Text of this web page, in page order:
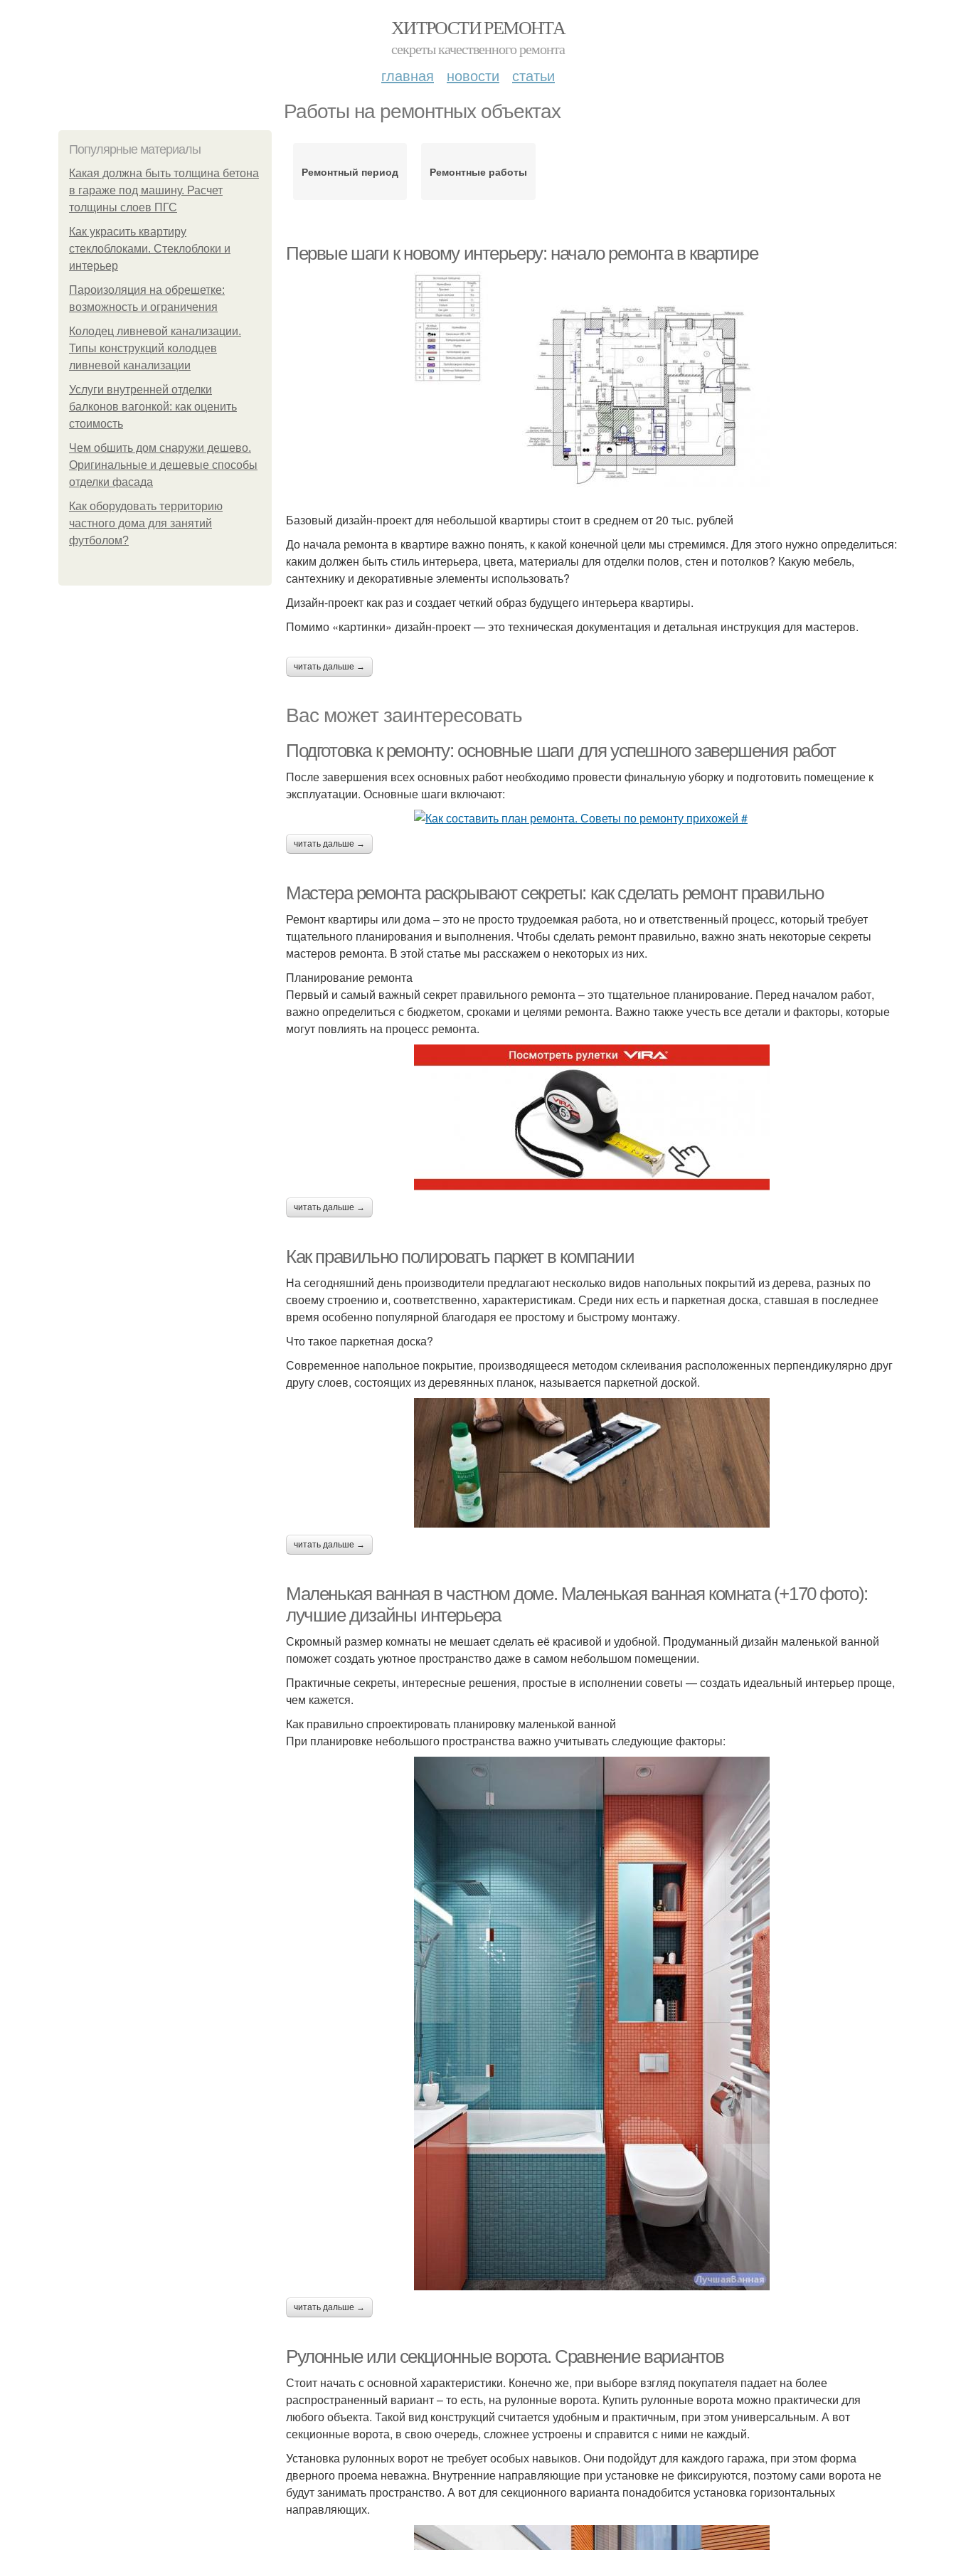
ХИТРОСТИ РЕМОНТА
секреты качественного ремонта
главная новости статьи
Работы на ремонтных объектах
Популярные материалы
Какая должна быть толщина бетона
в гараже под машину. Расчет
толщины слоев ПГС
Как украсить квартиру
стеклоблоками. Стеклоблоки и
интерьер
Пароизоляция на обрешетке:
возможность и ограничения
Колодец ливневой канализации.
Типы конструкций колодцев
ливневой канализации
Услуги внутренней отделки
балконов вагонкой: как оценить
стоимость
Чем обшить дом снаружи дешево.
Оригинальные и дешевые способы
отделки фасада
Как оборудовать территорию
частного дома для занятий
футболом?
Ремонтный период Ремонтные работы
Первые шаги к новому интерьеру: начало ремонта в квартире
Базовый дизайн-проект для небольшой квартиры стоит в среднем от 20 тыс. рублей
До начала ремонта в квартире важно понять, к какой конечной цели мы стремимся. Для этого нужно определиться:
каким должен быть стиль интерьера, цвета, материалы для отделки полов, стен и потолков? Какую мебель,
сантехнику и декоративные элементы использовать?
Дизайн-проект как раз и создает четкий образ будущего интерьера квартиры.
Помимо «картинки» дизайн-проект — это техническая документация и детальная инструкция для мастеров.
читать дальше →
Вас может заинтересовать
Подготовка к ремонту: основные шаги для успешного завершения работ
После завершения всех основных работ необходимо провести финальную уборку и подготовить помещение к
эксплуатации. Основные шаги включают:
читать дальше →
Мастера ремонта раскрывают секреты: как сделать ремонт правильно
Ремонт квартиры или дома – это не просто трудоемкая работа, но и ответственный процесс, который требует
тщательного планирования и выполнения. Чтобы сделать ремонт правильно, важно знать некоторые секреты
мастеров ремонта. В этой статье мы расскажем о некоторых из них.
Планирование ремонта
Первый и самый важный секрет правильного ремонта – это тщательное планирование. Перед началом работ,
важно определиться с бюджетом, сроками и целями ремонта. Важно также учесть все детали и факторы, которые
могут повлиять на процесс ремонта.
читать дальше →
Как правильно полировать паркет в компании
На сегодняшний день производители предлагают несколько видов напольных покрытий из дерева, разных по
своему строению и, соответственно, характеристикам. Среди них есть и паркетная доска, ставшая в последнее
время особенно популярной благодаря ее простому и быстрому монтажу.
Что такое паркетная доска?
Современное напольное покрытие, производящееся методом склеивания расположенных перпендикулярно друг
другу слоев, состоящих из деревянных планок, называется паркетной доской.
читать дальше →
Маленькая ванная в частном доме. Маленькая ванная комната (+170 фото):
лучшие дизайны интерьера
Скромный размер комнаты не мешает сделать её красивой и удобной. Продуманный дизайн маленькой ванной
поможет создать уютное пространство даже в самом небольшом помещении.
Практичные секреты, интересные решения, простые в исполнении советы — создать идеальный интерьер проще,
чем кажется.
Как правильно спроектировать планировку маленькой ванной
При планировке небольшого пространства важно учитывать следующие факторы:
читать дальше →
Рулонные или секционные ворота. Сравнение вариантов
Стоит начать с основной характеристики. Конечно же, при выборе взгляд покупателя падает на более
распространенный вариант – то есть, на рулонные ворота. Купить рулонные ворота можно практически для
любого объекта. Такой вид конструкций считается удобным и практичным, при этом универсальным. А вот
секционные ворота, в свою очередь, сложнее устроены и справится с ними не каждый.
Установка рулонных ворот не требует особых навыков. Они подойдут для каждого гаража, при этом форма
дверного проема неважна. Внутренние направляющие при установке не фиксируются, поэтому сами ворота не
будут занимать пространство. А вот для секционного варианта понадобится установка горизонтальных
направляющих.